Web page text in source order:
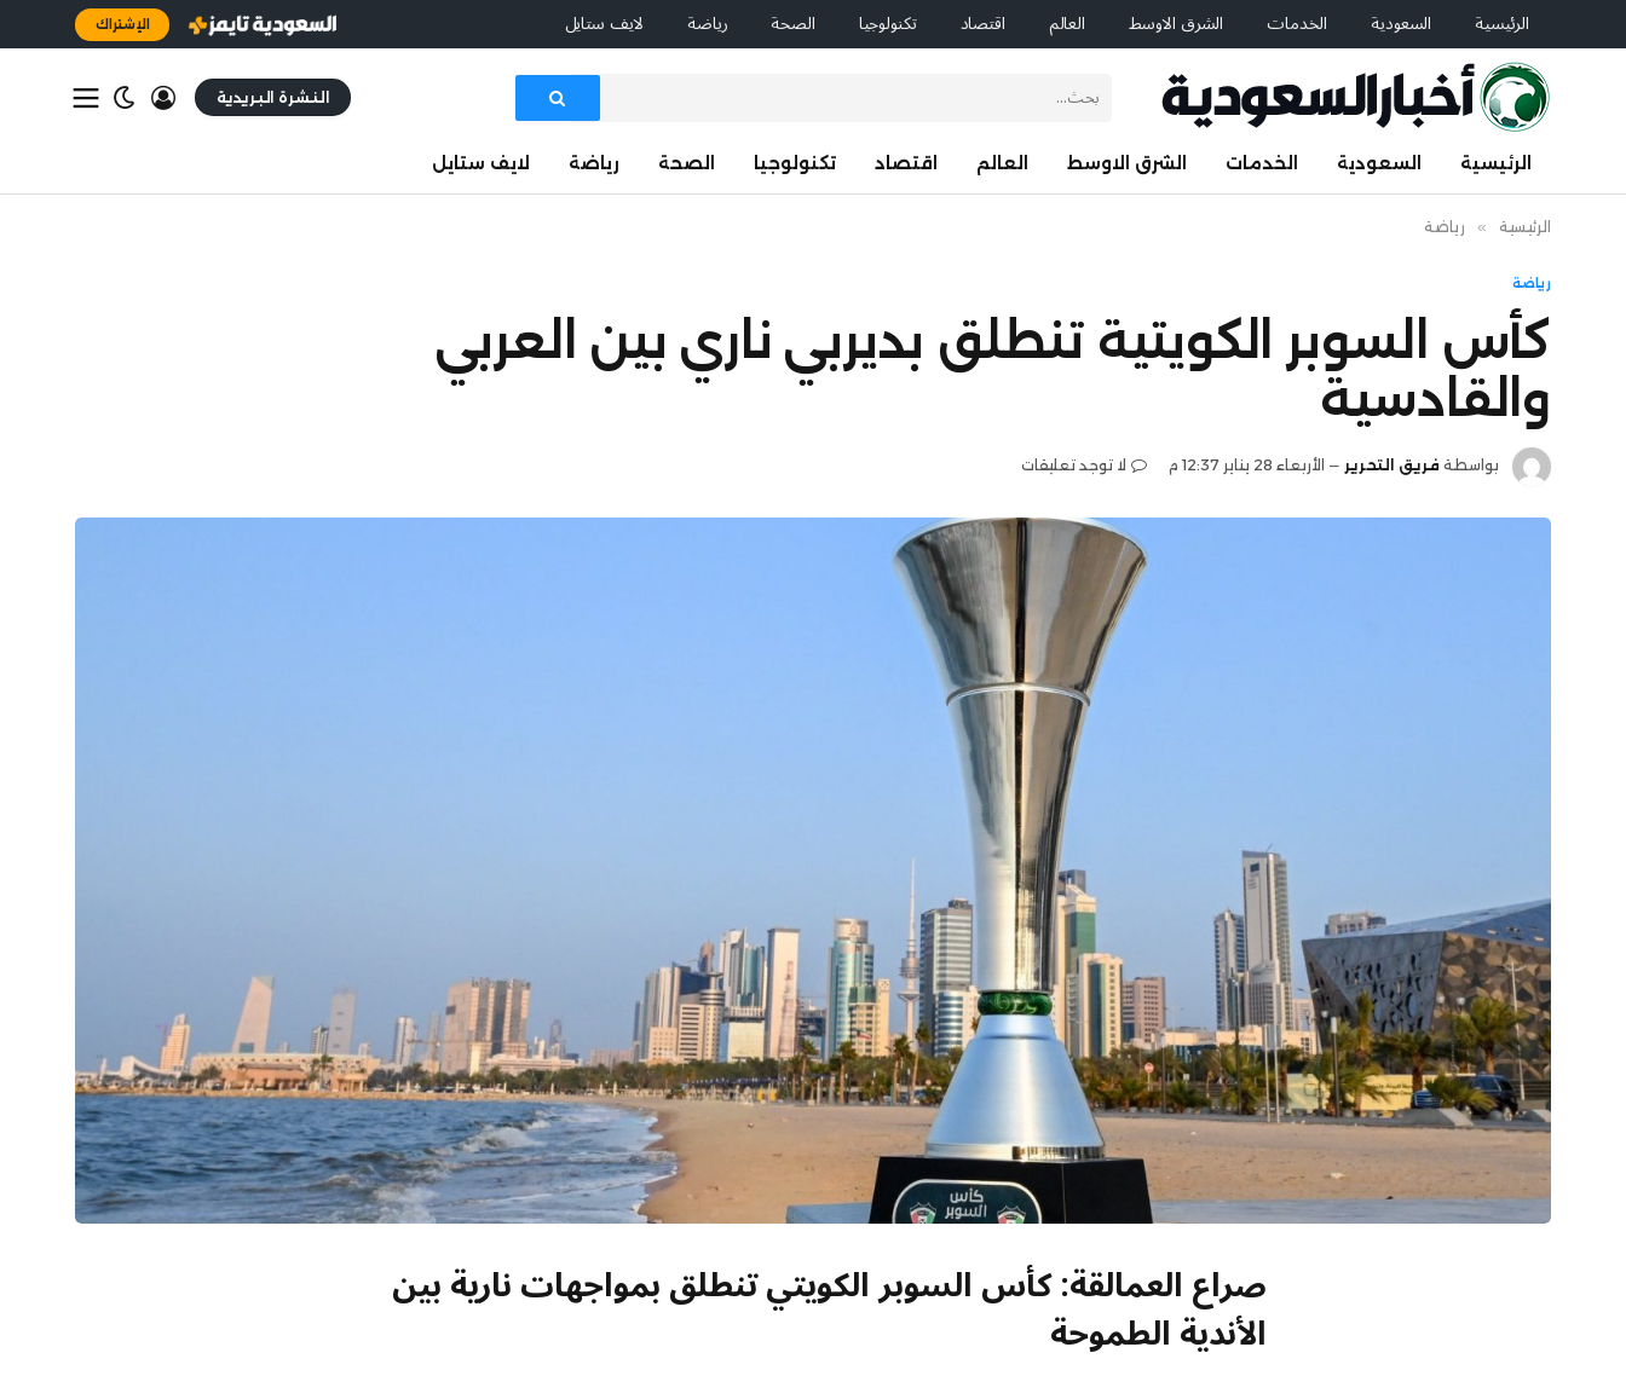
الرئيسية السعودية الخدمات الشرق الاوسط العالم اقتصاد تكنولوجيا الصحة رياضة لايف ستايل الإشتراك
النشرة البريدية
الرئيسية السعودية الخدمات الشرق الاوسط العالم اقتصاد تكنولوجيا الصحة رياضة لايف ستايل
الرئيسية » رياضة
رياضة
كأس السوبر الكويتية تنطلق بديربي ناري بين العربي
والقادسية
بواسطة فريق التحرير الأربعاء 28 يناير 12:37 م لا توجد تعليقات
صراع العمالقة: كأس السوبر الكويتي تنطلق بمواجهات نارية بين
الأندية الطموحة